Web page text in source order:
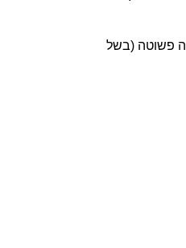
זכויות בתוכן שאינו עולה על 140 תווים אינה משימה פשוטה (בשל